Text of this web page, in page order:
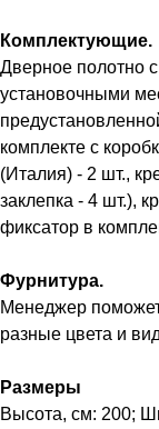
Комплектующие.
Дверное полотно
установочными
комплекте с
(Италия) - 2 шт.,
заклепка - 4 шт.),
фиксатор в
Фурнитура.
Менеджер
разные цвета и
Размеры
Высота, см: 200;